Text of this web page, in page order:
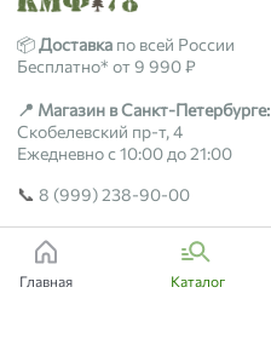
📦Доставка по всей России
Бесплатно* от 9 990 ₽
📍 Магазин в Санкт-Петербурге:
Скобелевский пр-т, 4
Ежедневно с 10:00 до 21:00
📞 8 (999) 238-90-00
2018-2026 © kmf78.ru
Главная Каталог